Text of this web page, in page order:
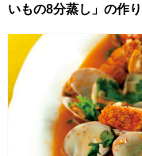
いもの8分蒸し」の作